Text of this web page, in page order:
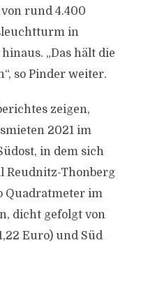
rund 4.400
in
„Das hält die
so Pinder weiter.
zeigen,
2021 im
in dem sich
Reudnitz-Thonberg
Quadratmeter im
dicht gefolgt von
Euro) und Süd